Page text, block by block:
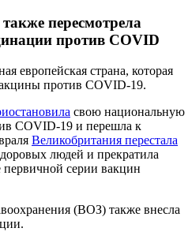
пересмотрела
против COVID
европейская страна, которая
против COVID-19.
свою национальную
COVID-19 и перешла к
Великобритания перестала
людей и прекратила
первичной серии вакцин
(ВОЗ) также внесла